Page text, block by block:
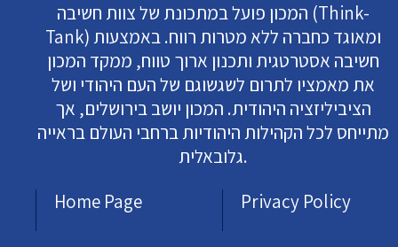
המכון פועל במתכונת של צוות חשיבה (Think-
Tank) ומאוגד כחברה ללא מטרות רווח. באמצעות
חשיבה אסטרטגית ותכנון ארוך טווח, ממקד המכון
את מאמציו לתרום לשגשוגם של העם היהודי ושל
הציביליזציה היהודית. המכון יושב בירושלים, אך
מתייחס לכל הקהילות היהודיות ברחבי העולם בראייה
גלובאלית.
Home Page
Privacy Policy